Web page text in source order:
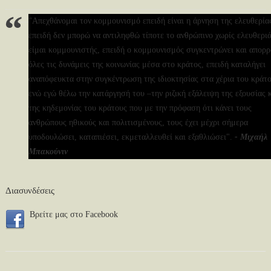
"Απεχθάνομαι τον κομμουνισμό επειδή είναι η άρνηση της
επειδή δεν μπορώ να αντιληφθώ τίποτε το ανθρώπινο χωρίς
είμαι κομμουνιστής, επειδή ο κομμουνισμός συγκεντρώνει και
όλες τις δυνάμεις της κοινωνίας μέσα στο κράτος, επειδή καταλήγει
αναπόφευκτα στην συγκέντρωση της ιδιοκτησίας στα χέρια του
ενώ εγώ θέλω την κατάργησή του –την ριζική εξάλειψη της εξουσίας
της κηδεμονίας του κράτους που με την πρόφαση ότι κάνει τους
ανθρώπους ηθικούς και πολιτισμένους, τους έχει μέχρι σήμερα
υποδουλώσει, καταπιέσει, εκμεταλλευθεί και εξαθλιώσει". - Μιχαήλ
Μπακούνιν
Διασυνδέσεις
Bρείτε μας στο Facebook